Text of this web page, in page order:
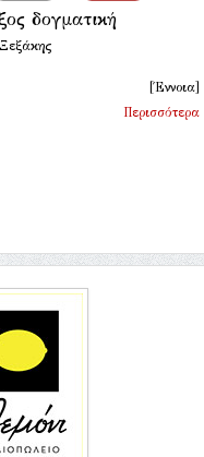
δογματική
[Έννοια]
Περισσότερα